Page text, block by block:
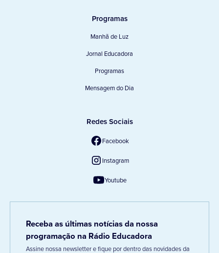
Programas
Manhã de Luz
Jornal Educadora
Programas
Mensagem do Dia
Redes Sociais
Facebook
Instagram
Youtube
Receba as últimas notícias da nossa
programação na Rádio Educadora
Assine nossa newsletter e fique por dentro das novidades da